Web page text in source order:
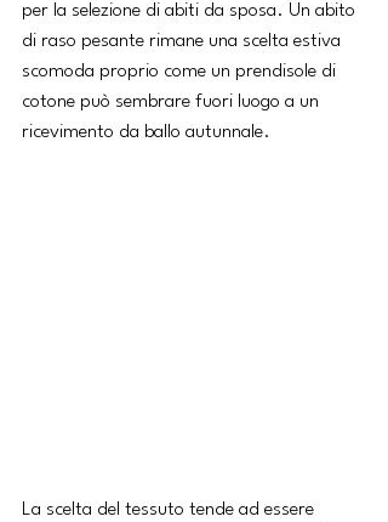
per la selezione di abiti da sposa. Un abito
di raso pesante rimane una scelta estiva
scomoda proprio come un prendisole di
cotone può sembrare fuori luogo a un
ricevimento da ballo autunnale.
La scelta del tessuto tende ad essere